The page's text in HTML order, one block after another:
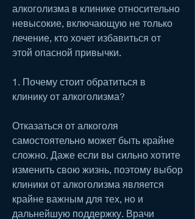
алкоголизма в клинике относительно
невысокие, включающую не только
лечение, кто хочет избавиться от
этой опасной привычки.
1. Почему стоит обратиться в
клинику от алкоголизма?
Отказаться от алкоголя
самостоятельно может быть крайне
сложно. Даже если вы сильно хотите
изменить свою жизнь, поэтому выбор
клиники от алкоголизма является
крайне важным для тех, но и
дальнейшую поддержку. Врачи